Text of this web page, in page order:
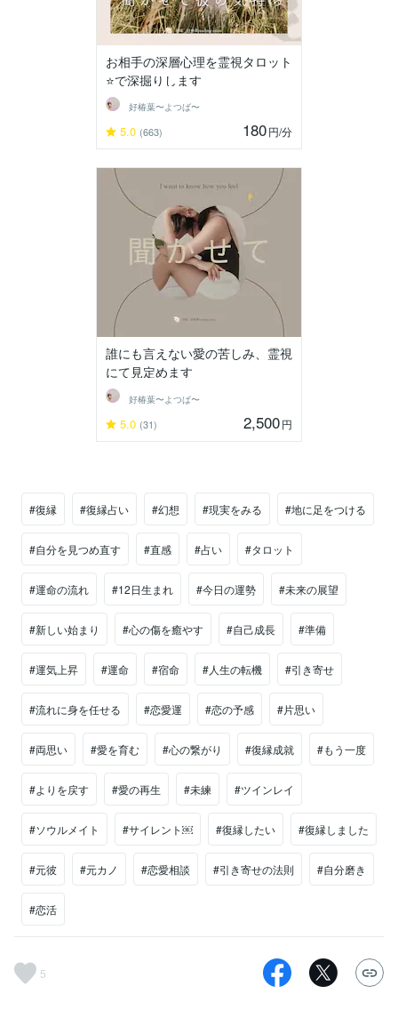
お相手の深層心理を霊視タロット
⭐️で深掘りします
好椿葉〜よつば〜
5.0 (663) 180円/分
誰にも言えない愛の苦しみ、霊視
にて見定めます
好椿葉〜よつば〜
5.0 (31) 2,500円
#復縁 #復縁占い #幻想 #現実をみる #地に足をつける
#自分を見つめ直す #直感 #占い #タロット
#運命の流れ #12日生まれ #今日の運勢 #未来の展望
#新しい始まり #心の傷を癒やす #自己成長 #準備
#運気上昇 #運命 #宿命 #人生の転機 #引き寄せ
#流れに身を任せる #恋愛運 #恋の予感 #片思い
#両思い #愛を育む #心の繋がり #復縁成就 #もう一度
#よりを戻す #愛の再生 #未練 #ツインレイ
#ソウルメイト #サイレント￼ #復縁したい #復縁しました
#元彼 #元カノ #恋愛相談 #引き寄せの法則 #自分磨き
#恋活
5